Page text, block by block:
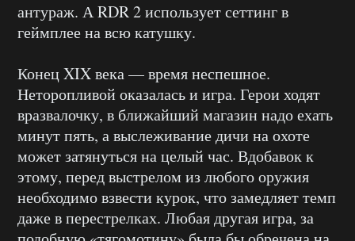
антураж. А RDR 2 использует сеттинг в
геймплее на всю катушку.
Конец XIX века — время неспешное.
Неторопливой оказалась и игра. Герои ходят
вразвалочку, в ближайший магазин надо ехать
минут пять, а выслеживание дичи на охоте
может затянуться на целый час. Вдобавок к
этому, перед выстрелом из любого оружия
необходимо взвести курок, что замедляет темп
даже в перестрелках. Любая другая игра, за